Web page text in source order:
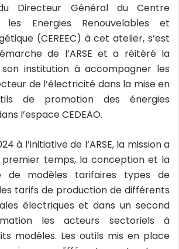
Directeur Général du Centre
les Energies Renouvelables et
(CEREEC) à cet atelier, s’est
de l’ARSE et a réitéré la
institution à accompagner les
de l’électricité dans la mise en
de promotion des énergies
l’espace CEDEAO.
à l’initiative de l’ARSE, la mission a
premier temps, la conception et la
de modèles tarifaires types de
tarifs de production de différents
électriques et dans un second
les acteurs sectoriels à
modèles. Les outils mis en place